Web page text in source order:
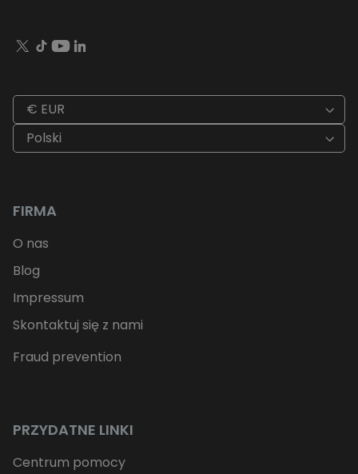
€ EUR
Polski
FIRMA
O nas
Blog
Impressum
Skontaktuj się z nami
Fraud prevention
PRZYDATNE LINKI
Centrum pomocy